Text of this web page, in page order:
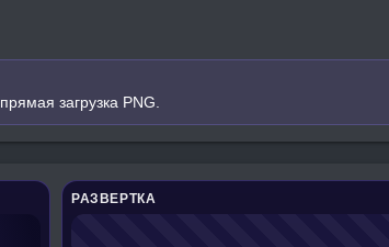
загрузка PNG.
РАЗВЕРТКА